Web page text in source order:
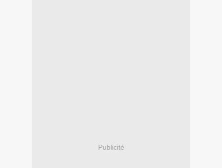
Publicité